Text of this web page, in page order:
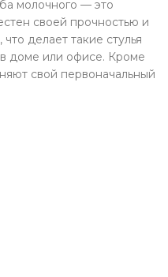
молочного — это
своей прочностью и
делает такие стулья
доме или офисе. Кроме
свой первоначальный